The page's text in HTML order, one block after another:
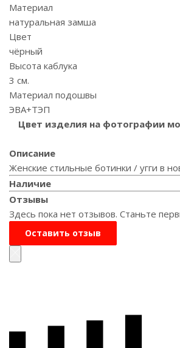
Материал
натуральная замша
Цвет
чёрный
Высота каблука
3 см.
Материал подошвы
ЭВА+ТЭП
Цвет изделия на фотографии
Описание
Женские стильные ботинки / угги в
Наличие
Отзывы
Здесь пока нет отзывов. Станьте
Оставить отзыв